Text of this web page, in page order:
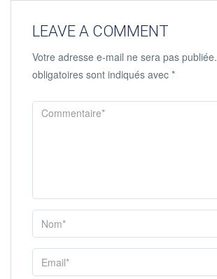
LEAVE A COMMENT
Votre adresse e-mail ne sera pas publiée.
obligatoires sont indiqués avec *